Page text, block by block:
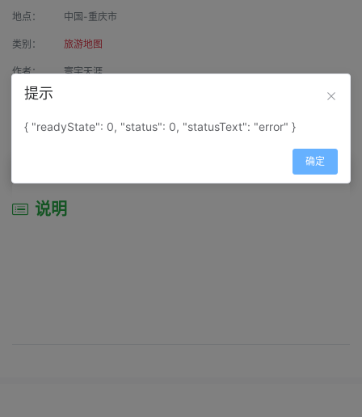
地点： 中国-重庆市
类别： 旅游地图
作者： 寰宇天涯
来源：
属性： 地图属性： 地图类型-景区导游图
说明
提示
{ "readyState": 0, "status": 0, "statusText": "error" }
确定